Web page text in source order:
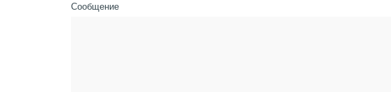
Сообщение